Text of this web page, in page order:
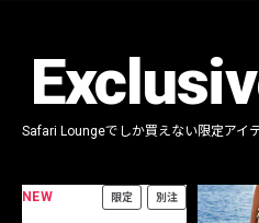
Safari Loungeでしか買えない限定アイ
NEW 限定 別注